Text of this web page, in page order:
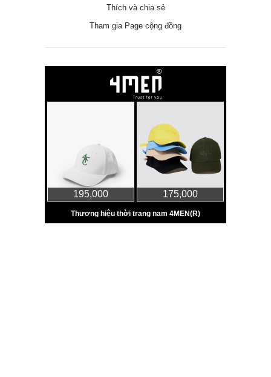
Thích và chia sẻ
Tham gia Page cộng đồng